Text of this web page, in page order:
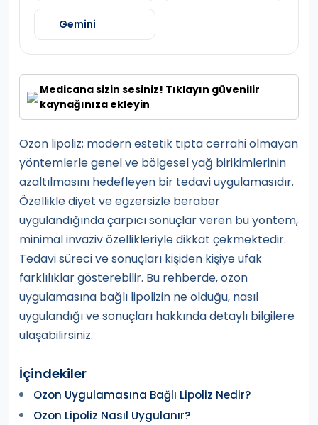
Gemini
Medicana sizin sesiniz! Tıklayın güvenilir
kaynağınıza ekleyin
Ozon lipoliz; modern estetik tıpta cerrahi olmayan
yöntemlerle genel ve bölgesel yağ birikimlerinin
azaltılmasını hedefleyen bir tedavi uygulamasıdır.
Özellikle diyet ve egzersizle beraber
uygulandığında çarpıcı sonuçlar veren bu yöntem,
minimal invaziv özellikleriyle dikkat çekmektedir.
Tedavi süreci ve sonuçları kişiden kişiye ufak
farklılıklar gösterebilir. Bu rehberde, ozon
uygulamasına bağlı lipolizin ne olduğu, nasıl
uygulandığı ve sonuçları hakkında detaylı bilgilere
ulaşabilirsiniz.
İçindekiler
Ozon Uygulamasına Bağlı Lipoliz Nedir?
Ozon Lipoliz Nasıl Uygulanır?